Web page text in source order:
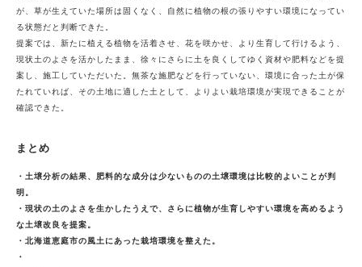
が、草が生えていた場所は固くなく、自然に植物の根の張りやすい環境になってい
る状態だと判断できた。
提案では、新たに植える植物を活着させ、花を咲かせ、より生育して行けるよう、
現状土のよさを活かしたまま、徐々にさらに土を良くしてゆく資材や肥料などを提
案し、施工していただいた。無茶な施肥などを行っていない、環境に合った土が保
たれていれば、その土地に適した土として、よりよい栽培環境が実現できることが
確認できた。
まとめ
・土壌分析の結果、肥料的な成分は少ないものの土壌環境は比較的よいことが判
明。
・現状の土のよさを生かしたうえで、さらに植物が生育しやすい環境を高めるよう
な土壌改良を提案。
・北海道恵庭市の風土にあった栽培環境を整えた。
・